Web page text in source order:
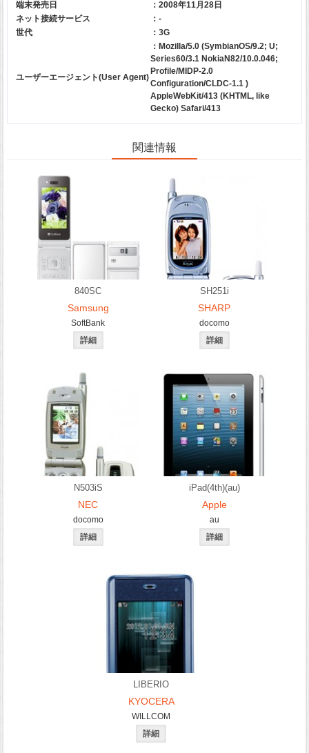
端末発売日
：2008年11月28日
ネット接続サービス
：-
世代
：3G
ユーザーエージェント(User Agent)
：Mozilla/5.0 (SymbianOS/9.2; U;
Series60/3.1 NokiaN82/10.0.046;
Profile/MIDP-2.0
Configuration/CLDC-1.1 )
AppleWebKit/413 (KHTML, like
Gecko) Safari/413
関連情報
840SC
Samsung
SoftBank
SH251i
SHARP
docomo
N503iS
NEC
docomo
iPad(4th)(au)
Apple
au
LIBERIO
KYOCERA
WILLCOM